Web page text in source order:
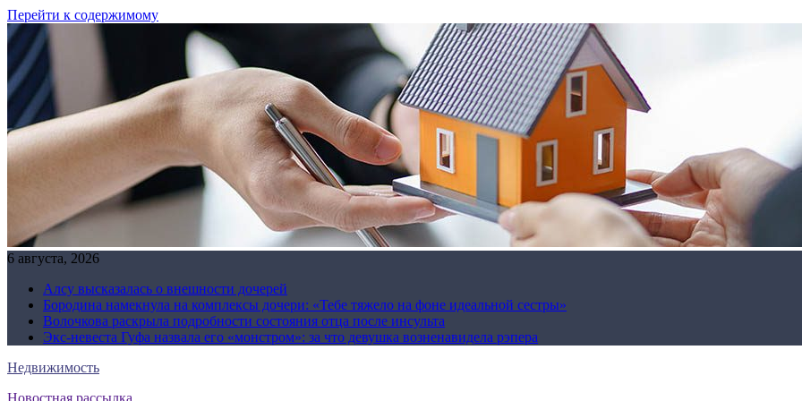
Перейти к содержимому
6 августа, 2026
Алсу высказалась о внешности дочерей
Бородина намекнула на комплексы дочери: «Тебе тяжело на фоне идеальной сестры»
Волочкова раскрыла подробности состояния отца после инсульта
Экс-невеста Гуфа назвала его «монстром»: за что девушка возненавидела рэпера
Недвижимость
Новостная рассылка